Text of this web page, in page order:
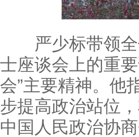
严少标带领全
士座谈会上的重
会”主要精神。他
步提高政治站位
中国人民政治协